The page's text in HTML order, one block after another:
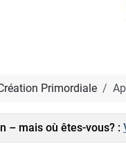
Primordiale
– mais où êtes-vous? :